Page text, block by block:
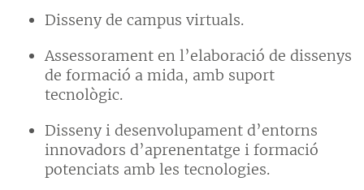
Disseny de campus virtuals.
Assessorament en l’elaboració de dissenys
de formació a mida, amb suport
tecnològic.
Disseny i desenvolupament d’entorns
innovadors d’aprenentatge i formació
potenciats amb les tecnologies.